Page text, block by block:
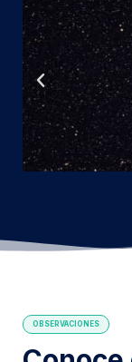
OBSERVACIONES